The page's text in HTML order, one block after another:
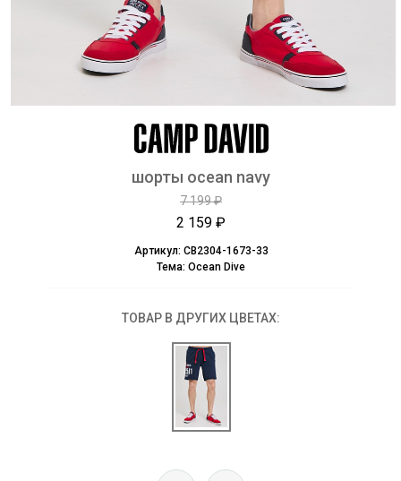
шорты ocean navy
7 199 ₽
2 159 ₽
Артикул: CB2304-1673-33
Тема: Ocean Dive
ТОВАР В ДРУГИХ ЦВЕТАХ: